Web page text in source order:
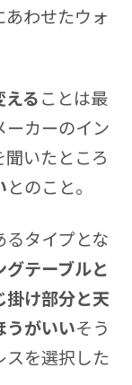
わせたウォ
ることは最
カーのイン
いたところ
とのこと。
タイプとな
グテーブルと
掛け部分と天
うがいいそう
スを選択した